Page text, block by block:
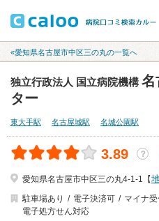
«愛知県名古屋市中区三の丸の一覧へ
独立行政法人 国立病院機構 名
ター
東大手駅 名古屋城駅 名城公園駅
3.89 ？
愛知県名古屋市中区三の丸4-1-1【
駐車場あり
電子決済可
マイナ
電子処方せん対応